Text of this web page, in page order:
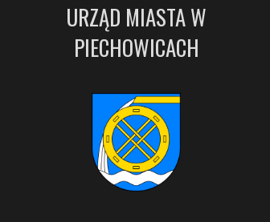
URZĄD MIASTA W
PIECHOWICACH